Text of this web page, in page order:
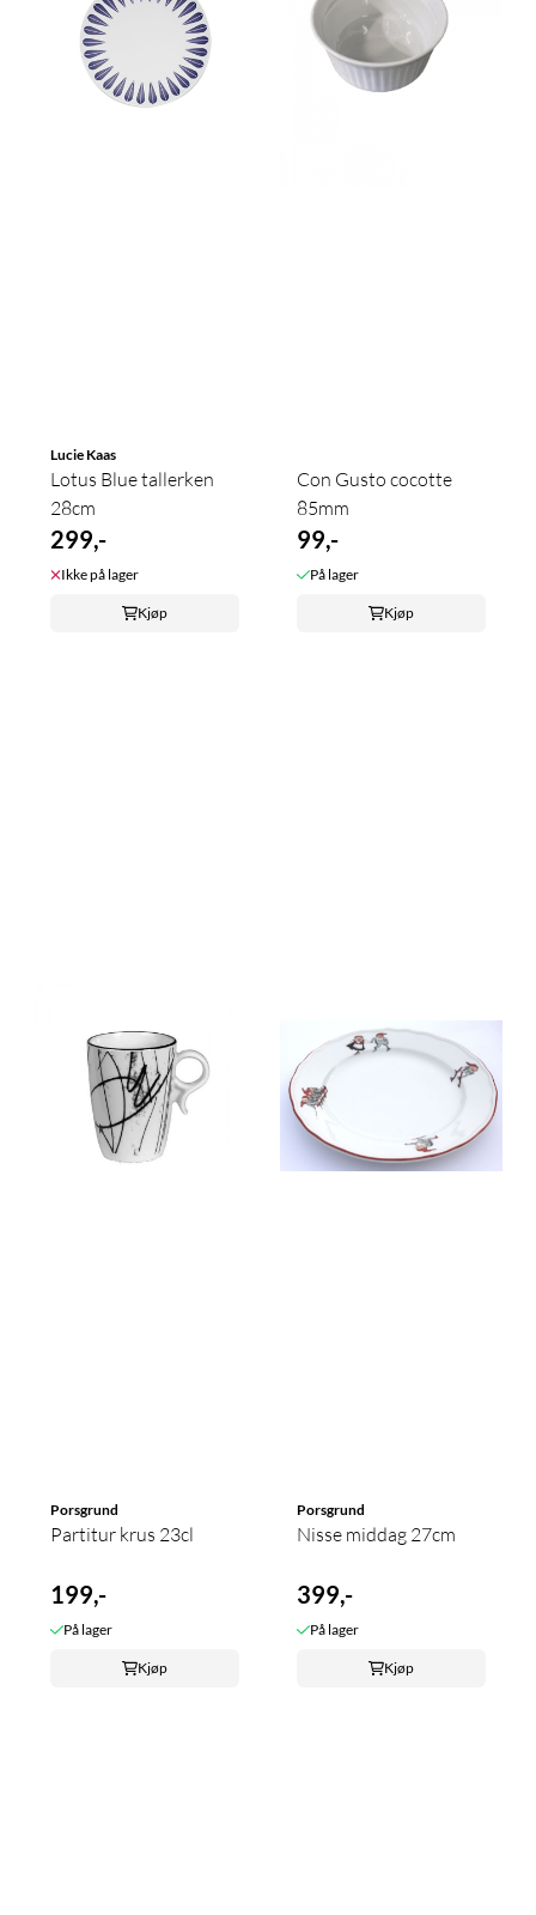
Lucie Kaas
Lotus Blue tallerken
28cm
299,-
Ikke på lager
Kjøp
Con Gusto cocotte
85mm
99,-
På lager
Kjøp
Porsgrund
Partitur krus 23cl
199,-
På lager
Kjøp
Porsgrund
Nisse middag 27cm
399,-
På lager
Kjøp